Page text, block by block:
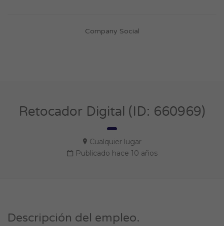
Company Social
Retocador Digital (ID: 660969)
Cualquier lugar
Publicado hace 10 años
Descripción del empleo.